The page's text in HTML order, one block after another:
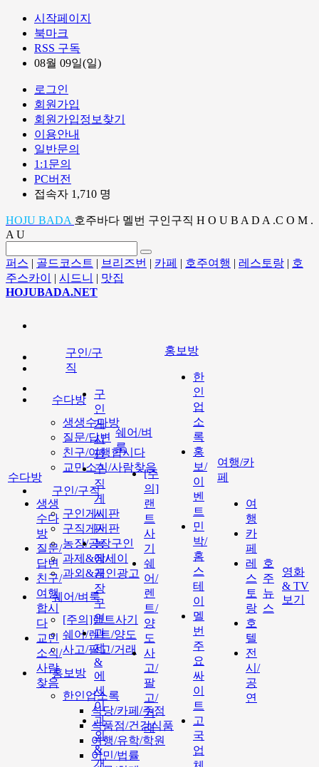
시작페이지
북마크
RSS 구독
08월 09일(일)
로그인
회원가입
회원가입정보찾기
이용안내
일반문의
1:1문의
PC버전
접속자 1,710 명
HOJU BADA 호주바다 멜번 구인구직 H O U B A D A .C O M .
A U
퍼스 | 골드코스트 | 브리즈번 | 카페 | 호주여행 | 레스토랑 | 호
주스카이
| 시드니 | 맛집
HOJUBADA.NET
수다방
생생수다방
질문/답변
친구/여행합시다
교민소식/사람찾음
구인/구직
구인게시판
구직게시판
농장/공장구인
과제&에세이
과외&개인광고
쉐어/벼룩
[주의]랜트사기
쉐어/렌트/양도
사고/팔고/거래
홍보방
한인업소록
식당/카페/주점
식품점/건강식품
여행/유학/학원
이민/법률
수다방
생생
수다
방
질문/
답변
친구/
여행
합시
다
교민
소식/
사람
찾음
구인/구
직
구
인
게
시
판
구
직
게
시
판
농
장/
공
장
구
인
과
제
&
에
세
이
과
외
&
개
쉐어/벼
룩
[주
의]
랜
트
사
기
쉐
어/
렌
트/
양
도
사
고/
팔
고/
거
래
홍보방
한
인
업
소
록
홍
보/
이
벤
트
민
박/
홈
스
테
이
멜
번
주
요
싸
이
트
고
국
업
여행/카
페
여
행
카
페
레
스
토
랑
호
텔
전
시/
공
연
호
주
뉴
스
영화
& TV
보기